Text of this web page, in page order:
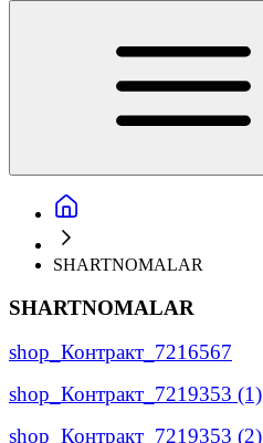
SHARTNOMALAR
SHARTNOMALAR
shop_Контракт_7216567
shop_Контракт_7219353 (1)
shop_Контракт_7219353 (2)